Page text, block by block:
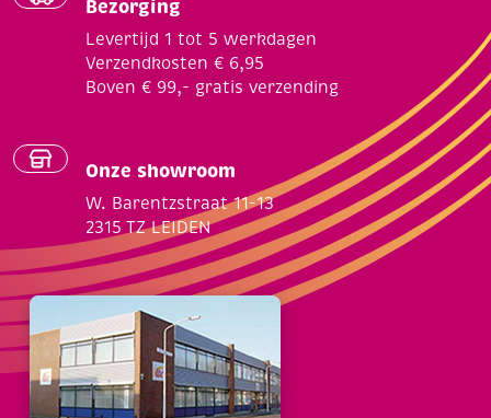
Bezorging
Levertijd 1 tot 5 werkdagen
Verzendkosten € 6,95
Boven € 99,- gratis verzending
Onze showroom
W. Barentzstraat 11-13
2315 TZ LEIDEN